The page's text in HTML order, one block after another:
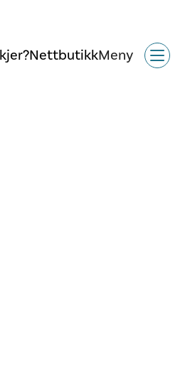
NettbutikkMeny